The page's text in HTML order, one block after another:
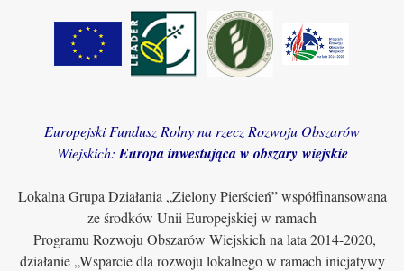
Europejski Fundusz Rolny na rzecz Rozwoju Obszarów
Wiejskich: Europa inwestująca w obszary wiejskie
Lokalna Grupa Działania „Zielony Pierścień” współfinansowana
ze środków Unii Europejskiej w ramach
Programu Rozwoju Obszarów Wiejskich na lata 2014-2020,
działanie „Wsparcie dla rozwoju lokalnego w ramach inicjatywy